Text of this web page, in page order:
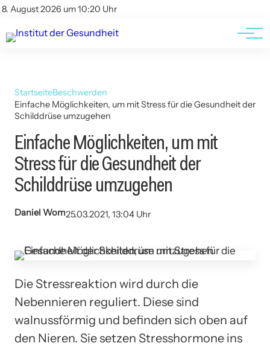
8. August 2026 um 10:20 Uhr
Kontakt
Kontakt
AGBs
StartseiteBeschwerden
Einfache Möglichkeiten, um mit Stress für die Gesundheit der
Schilddrüse umzugehen
Einfache Möglichkeiten, um mit
Stress für die Gesundheit der
Schilddrüse umzugehen
Daniel Wom25.03.2021, 13:04 Uhr
Die Stressreaktion wird durch die
Nebennieren reguliert. Diese sind
walnussförmig und befinden sich oben auf
den Nieren. Sie setzen Stresshormone ins